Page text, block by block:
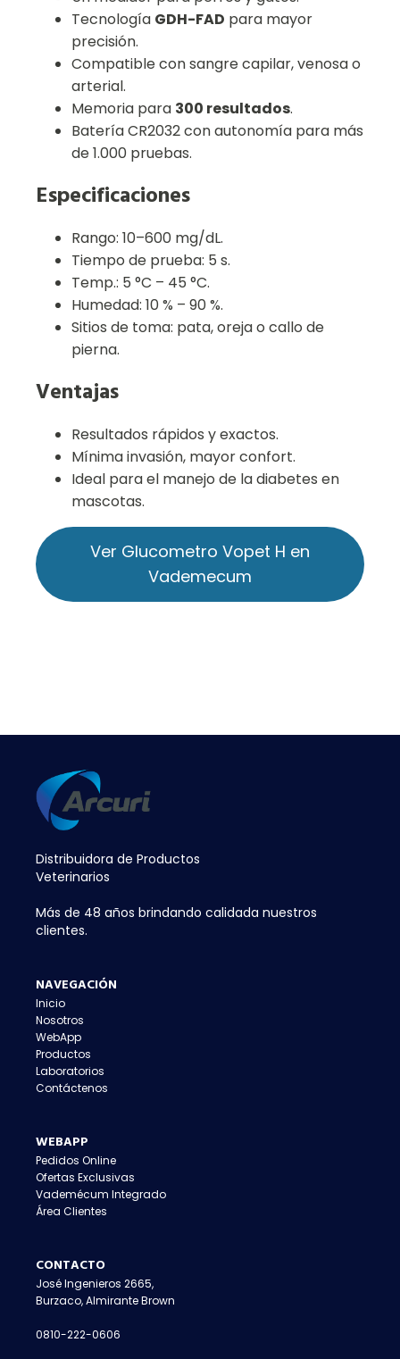
Tecnología GDH-FAD para mayor
precisión.
Compatible con sangre capilar, venosa o
arterial.
Memoria para 300 resultados.
Batería CR2032 con autonomía para más
de 1.000 pruebas.
Especificaciones
Rango: 10–600 mg/dL.
Tiempo de prueba: 5 s.
Temp.: 5 °C – 45 °C.
Humedad: 10 % – 90 %.
Sitios de toma: pata, oreja o callo de
pierna.
Ventajas
Resultados rápidos y exactos.
Mínima invasión, mayor confort.
Ideal para el manejo de la diabetes en
mascotas.
Ver Glucometro Vopet H en
Vademecum
Distribuidora de Productos
Veterinarios
Más de 48 años brindando calidada nuestros
clientes.
NAVEGACIÓN
Inicio
Nosotros
WebApp
Productos
Laboratorios
Contáctenos
WEBAPP
Pedidos Online
Ofertas Exclusivas
Vademécum Integrado
Área Clientes
CONTACTO
José Ingenieros 2665,
Burzaco, Almirante Brown
0810-222-0606